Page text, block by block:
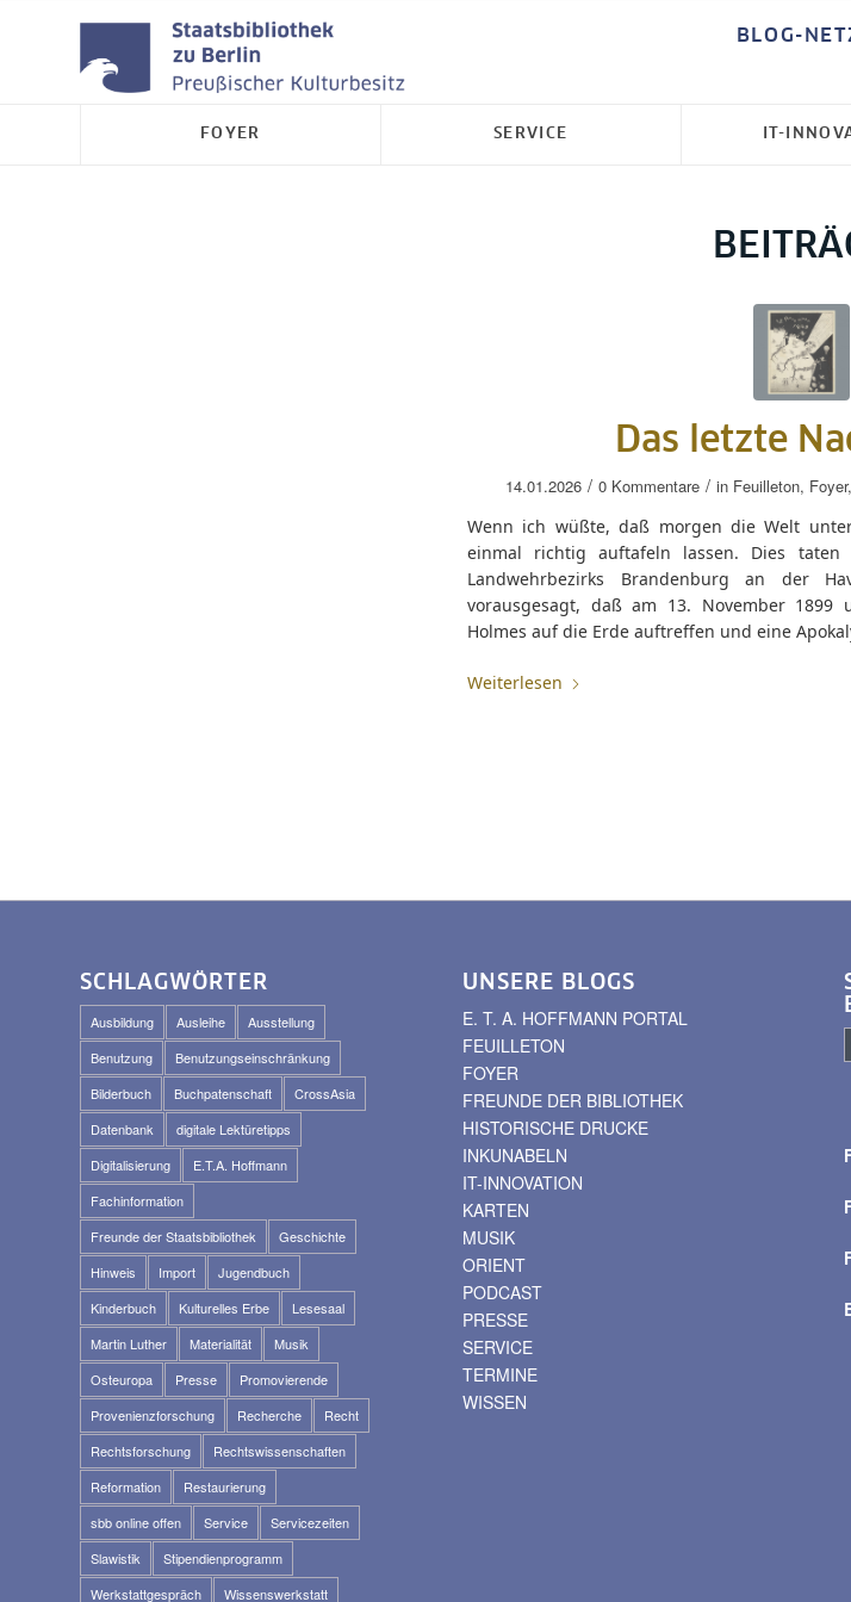
BLOG-
FOYER SERVICE IT-
Das letzte
14.01.2026 / 0 Kommentare / in Feuilleton, Foyer,
Wenn ich wüßte, daß morgen die Welt
einmal richtig auftafeln lassen. Dies
Landwehrbezirks Brandenburg an der
vorausgesagt, daß am 13. November
Holmes auf die Erde auftreffen und eine
Weiterlesen
SCHLAGWÖRTER
Ausbildung Ausleihe
Ausstellung
Benutzung
Benutzungseinschränkung
Bilderbuch
Buchpatenschaft
CrossAsia
Datenbank
digitale Lektüretipps
Digitalisierung
E.T.A. Hoffmann
Fachinformation
Freunde der Staatsbibliothek
Geschichte
Hinweis
Import
Jugendbuch
Kinderbuch
Kulturelles Erbe
Lesesaal
Martin Luther
Materialität
Musik
Osteuropa
Presse
Promovierende
Provenienzforschung
Recherche
Recht
Rechtsforschung
Rechtswissenschaften
Reformation
Restaurierung
sbb online offen
Service
Servicezeiten
Slawistik
Stipendienprogramm
Werkstattgespräch
Wissenswerkstatt
UNSERE BLOGS
E. T. A. HOFFMANN PORTAL
FEUILLETON
FOYER
FREUNDE DER BIBLIOTHEK
HISTORISCHE DRUCKE
INKUNABELN
IT-INNOVATION
KARTEN
MUSIK
ORIENT
PODCAST
PRESSE
SERVICE
TERMINE
WISSEN